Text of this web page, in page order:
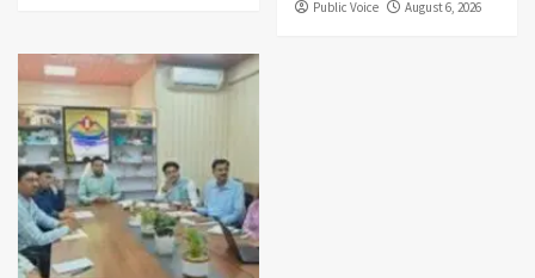
Public Voice August 6, 2026